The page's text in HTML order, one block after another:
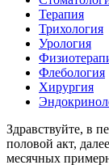
Терапия
Трихология
Урология
Флебология
Хирургия
Здравствуйте, в
половой акт,
месячных